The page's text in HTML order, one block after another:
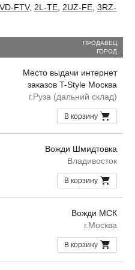
FTV, 2L-TE 2UZ-FE 3RZ-
ПРОДАВЕЦ
ГОРОД
Место выдачи интернет
заказов T-Style Москва
г.Руза (дальний склад)
В корзину
Вожди Шмидтовка
Владивосток
В корзину
Вожди МСК
г.Москва
В корзину